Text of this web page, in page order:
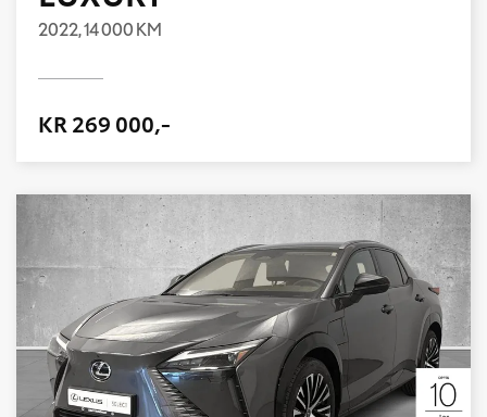
2022,14 000 KM
KR 269 000,-